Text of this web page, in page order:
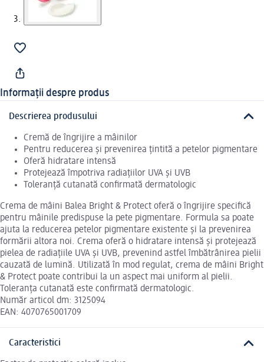
Informații despre produs
Descrierea produsului
Cremă de îngrijire a mâinilor
Pentru reducerea și prevenirea țintită a petelor pigmentare
Oferă hidratare intensă
Protejează împotriva radiațiilor UVA și UVB
Toleranță cutanată confirmată dermatologic
Crema de mâini Balea Bright & Protect oferă o îngrijire specifică
pentru mâinile predispuse la pete pigmentare. Formula sa poate
ajuta la reducerea petelor pigmentare existente și la prevenirea
formării altora noi. Crema oferă o hidratare intensă și protejează
pielea de radiațiile UVA și UVB, prevenind astfel îmbătrânirea pielii
cauzată de lumină. Utilizată în mod regulat, crema de mâini Bright
& Protect poate contribui la un aspect mai uniform al pielii.
Toleranța cutanată este confirmată dermatologic.
Număr articol dm: 3125094
EAN: 4070765001709
Caracteristici